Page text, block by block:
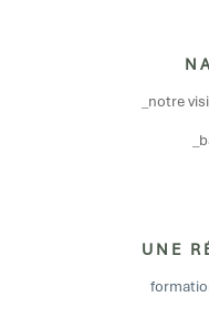
_notre
UNE